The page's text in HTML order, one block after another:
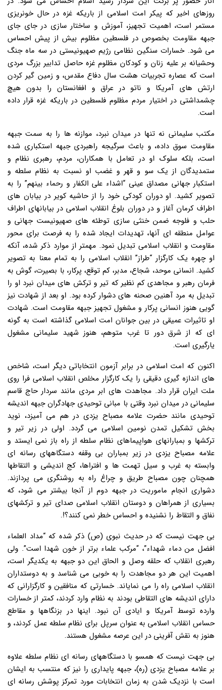
روزهای اخیر که پیکر امت اسلامی از باریکه غزه در حال خونریزی
مستمر است، اهمیت تجهیز، آموزش و ساختار سازی در جای جای
جبهه مقاومت بخصوص در فلسطین مظلوم بیش از پیش احساس
می شود. خسارات سنگین نظامی رژیم صهیونیستی در سه ماه جنگ
وحشیانه بر علیه زنان و کودکان مظلوم غزه حاصل تدابیر بزرگ مردی
است که عصاره تجربیات هشت سال دفاع مقدس، و زمین گیر کردن
ارتش های آمریکا و ناتو در عراق و افغانستان را بدون هیچ
چشمداشتی در اختیار مردم مظلوم فلسطین در باریکه غزه قرار داده
است.
مکتب سلیمانی نه تنها در میدان نبرد، موازنه ها را به سمت جبهه
مقاومت سوق داده، و باعث سرگیجه راهبردی جبهه استکباری شده
است، بلکه سلوک او در تعامل با همکاران، مردم، رهبری نظام و
ستمدیدگان از یک سو و قهر و غضب او نسبت به نظام سلطه و
استکبار جهانی مصداق عینی “اشداء علی الکفار و رحماء بینهم” را به
تصویر کشید. او دوران کودکی خود را از حاشیه کویر در بیابان های
اطراف کرمان آغاز و در دوران بلوغ انقلاب اسلامی در بیابانهای اطراف
حلب و فلوجه ضمن خنثی سازی توطئه های صهیونیست جهانی و
عوامل منطقه ای آنها، تهدیدات ایجاد شده را به فرصت برای محور
مقاومت و انقلاب اسلامی تبدیل نمود. مهمتر از موارد ذکر شده، آنکه
او چهره یک کارگزار “طراز” انقلاب اسلامی را به تمام معنا به تصویر
کشید. انسانی موحد، شجاع، مدبر، کم توقع، پرکار، با بصیرت، گوش به
فرمان رهبر و مجاهدی کم نظیر که تیر و ترکش های میدان نبرد او را
تبدیل به مرد آهنین صحنه های دشوار کرده بود. او بعد از شهادت نیز
گویی هنوز انسانی پرکار و مشغول تجهیز جبهه مقاومت است. شهادت
او تاثیرات عمیقی در بین جوانان امت اسلامی گذاشته است به گونه
ای که از شرق دور تا غرب متوهم، هنوز شهید سلیمانی مشغول
یارگیری است.
اکنون که امت اسلامی در برابر آزمون انتخاباتی دیگر است، شاخص
های اندازه گیری دقیقی را یک کارگزار مخلص انقلاب اسلامی فرا روی
ملت ایران قرار داد. مجاهدت های ابر مردی مانند سردار حاج قاسم
سلیمانی در میدان نبرد وقتی با مبانی توحیدی جهادگران جبهه اندیشه
توحیدی مانند حضرت علامه مصباح یزدی در هم می آمیزد، نوید
بخش تشکیل تمدن نومین اسلامی می گردد. اولی در زیر تیر و
ترکشها و بمبارانهای هواپیماهای نظام سلطه از راه باز نمی ایستد و
علامه مصباح یزدی در زیر بمباران بی وقفه دستگاههای رسانه ای
وابسته به غرب و سیل تهمت ها و افتراها، کج اندیشی و التقاطها
همچنان چون مصباح طریق و چراغ راه به روشنگری می پردازند.
دشواری انجام ماموریت در جبهه دوم از آنجا بیشتر می شود، که
بسیاری از همراهان و دوستان انقلاب اسلامی صدای تیر و ترکشهای
نفاق و التقاط را نشنیده و احساس خطر نمی کنند؟!.
بی جهت نیست که در حدیث نبوی (ص) ذکر شده که “مداد العلماء
افضل من دماء شهداء”، “مرکب علماء برتر از خون شهدا است”. ولی
رهبری انقلاب که حلقه وصل و الحاق این دو جبهه به یکدیگر است،
اهمیت این هر دو مجاهدت را به خوبی می شناسد و به دوستداران
انقلاب اسلامی راه را می نمایاند. خسارتی که منافقین و کارگزارانی که
دارای اندیشه های التقاطی بودند به نظام وارد کردند، کمتر از خسارات
وارده توسط آمریکا و ایادی آن نبود. اینها در بزنگاهها و مقاطع
حساس انقلاب اسلامی به عنوان سرپل برای نظام سلطه عمل کردند، و
هنوز به نقش آفرینی در این عرصه مشغول هستند.
بی جهت نیست که همسو با دستگاههای رسانه ای نظام سلطه علاوه
بر علامه مصباح یزدی (ره)، جبهه پایداری را نیز که منتسب به ایشان
است با نزدیک شدن به زمان انتخابات مورد تمرکز پوشش رسانه ای